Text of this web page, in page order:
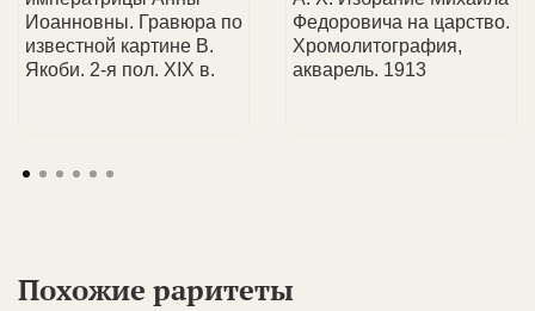
Иоанновны. Гравюра по
известной картине В.
Якоби. 2-я пол. XIX в.
Федоровича на царство.
Хромолитография,
акварель. 1913
Похожие раритеты